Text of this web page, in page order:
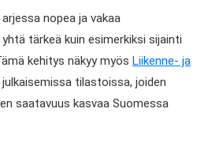
nopea ja vakaa
tärkeä kuin esimerkiksi sijainti
kehitys näkyy myös Liikenne- ja
julkaisemissa tilastoissa, joiden
saatavuus kasvaa Suomessa